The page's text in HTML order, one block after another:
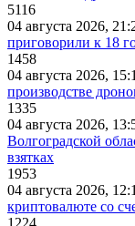
5116
04 августа 2026,
приговорили к 18
1458
04 августа 2026,
производстве
1335
04 августа 2026,
Волгоградской
взятках
1953
04 августа 2026,
криптовалюте со
1224